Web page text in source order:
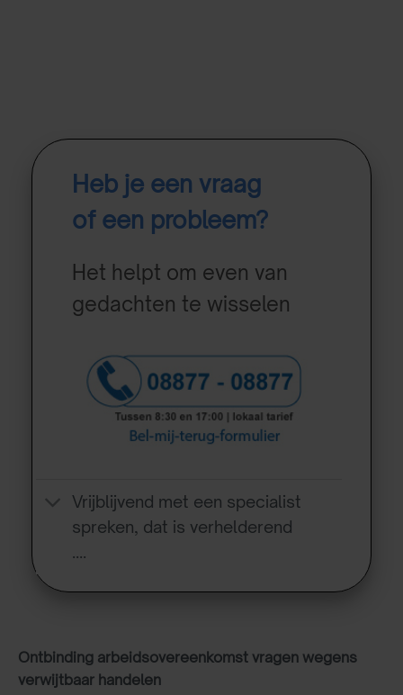
Heb je een vraag
of een probleem?
Het helpt om even van
gedachten te wisselen
Vrijblijvend met een specialist
spreken, dat is verhelderend
….
Ontbinding arbeidsovereenkomst vragen wegens
verwijtbaar handelen